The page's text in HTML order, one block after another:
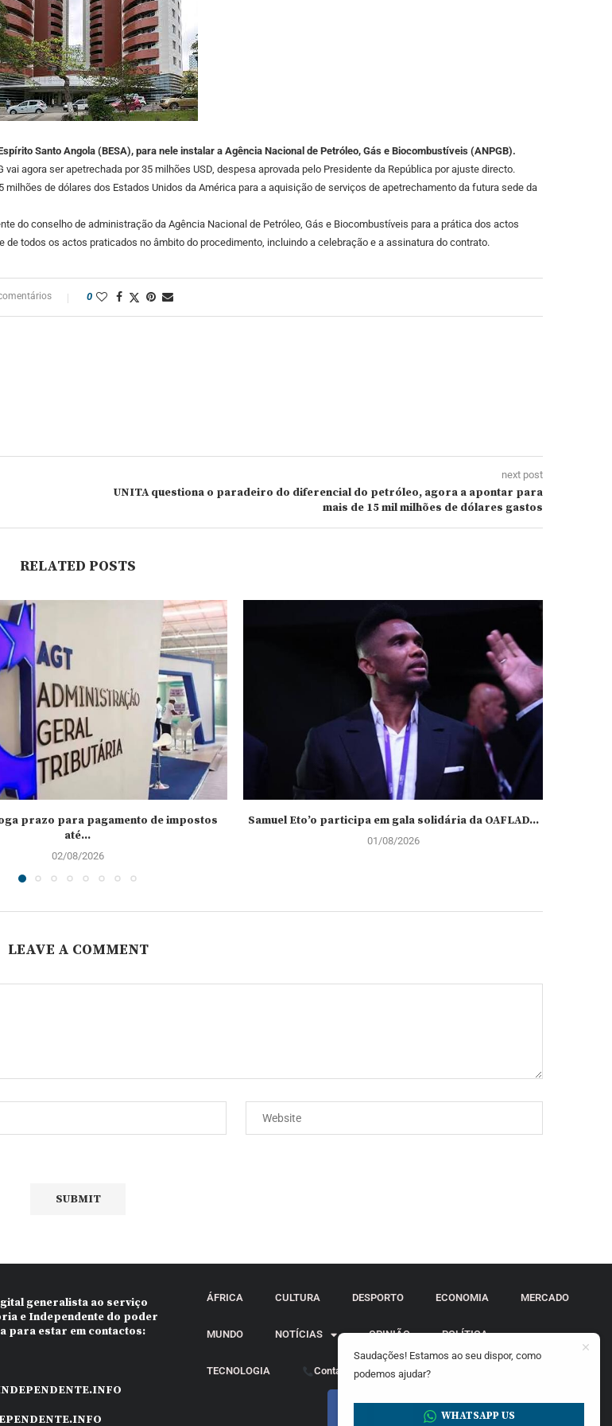
Santo Angola (BESA), para nele instalar a Agência Nacional de Petróleo, Gás e Biocombustíveis (ANPGB).
agora ser apetrechada por 35 milhões USD, despesa aprovada pelo Presidente da República por ajuste directo.
de dólares dos Estados Unidos da América para a aquisição de serviços de apetrechamento da futura sede da
do conselho de administração da Agência Nacional de Petróleo, Gás e Biocombustíveis para a prática dos actos
todos os actos praticados no âmbito do procedimento, incluindo a celebração e a assinatura do contrato.
0
next post
UNITA questiona o paradeiro do diferencial do petróleo, agora a apontar para
mais de 15 mil milhões de dólares gastos
RELATED POSTS
prazo para pagamento de impostos
até...
02/08/2026
Samuel Eto’o participa em gala solidária da OAFLAD...
01/08/2026
LEAVE A COMMENT
generalista ao serviço
e Independente do poder
para estar em contactos:
ÁFRICA CULTURA DESPORTO ECONOMIA MERCADO
MUNDO NOTÍCIAS OPINIÃO POLÍTICA
TECNOLOGIA Contactos
Saudações! Estamos ao seu dispor, como
podemos ajudar?
WHATSAPP US